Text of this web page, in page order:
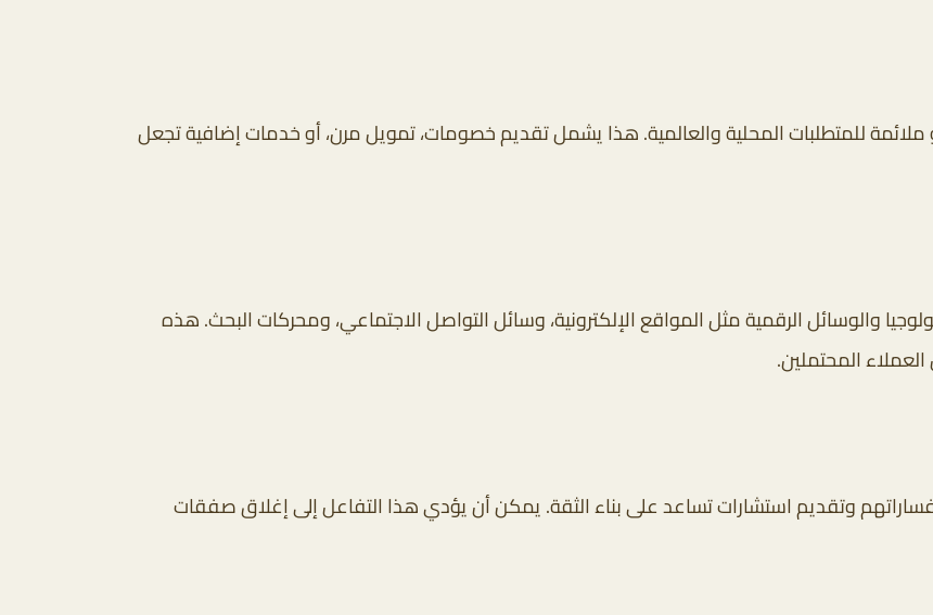
للمتطلبات المحلية والعالمية. هذا يشمل تقديم خصومات، تمويل مرن، أو خدمات إضافية تجعل
والوسائل الرقمية مثل المواقع الإلكترونية، وسائل التواصل الاجتماعي، ومحركات البحث. هذه
المحتملين.
وتقديم استشارات تساعد على بناء الثقة. يمكن أن يؤدي هذا التفاعل إلى إغلاق صفقات